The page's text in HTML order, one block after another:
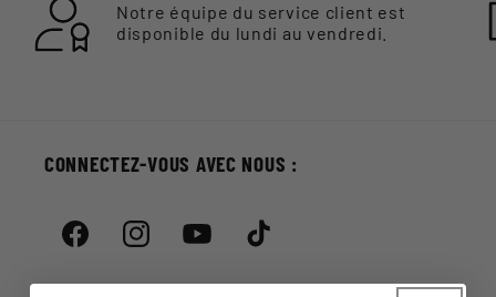
Notre équipe du service client est
disponible du lundi au vendredi.
CONNECTEZ-VOUS AVEC NOUS :
FacebookInstagramYouTube TikTok